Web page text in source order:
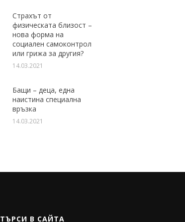
Страхът от
физическата близост –
нова форма на
социален самоконтрол
или грижа за другия?
14.03.2021
Бащи – деца, една
наистина специална
връзка
14.03.2021
ТЪРСИ В САЙТА